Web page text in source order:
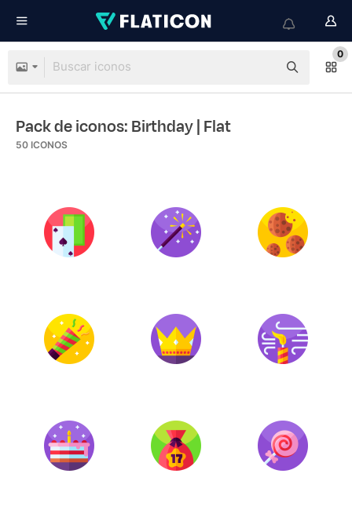
0
Pack de iconos: Birthday| Flat
50 ICONOS